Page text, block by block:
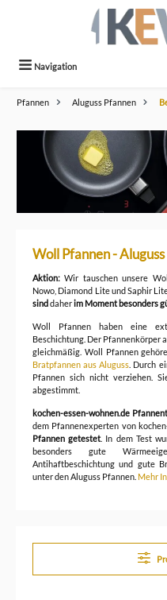
Navigation
Pfannen Aluguss Pfannen
Woll Pfannen -
Aktion:Wir tauschen unsere
Nowo, Diamond Lite und Saphir
sind daherim Moment besonders
Woll Pfannen haben eine
Beschichtung. Der Pfannenkörper
gleichmäßig. Woll Pfannen
Bratpfannen aus Aluguss . Durch
Pfannen sich nicht verziehen.
abgestimmt.
kochen-essen-wohnen.de
dem Pfannenexperten von
Pfannen getestet. In dem Test
besonders gute
Antihaftbeschichtung und gute
unter den Aluguss Pfannen. Mehr